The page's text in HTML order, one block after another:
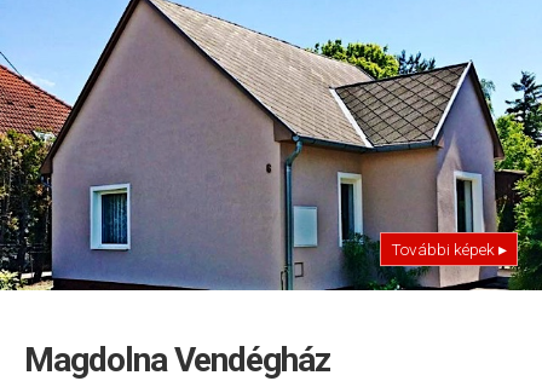
További képek ▸
Magdolna Vendégház